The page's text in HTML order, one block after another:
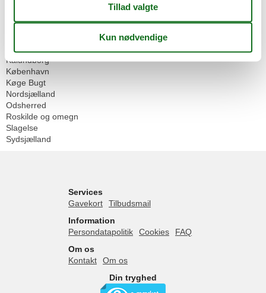
Alle
Sjælland
Kalundborg
København
Køge Bugt
Nordsjælland
Odsherred
Roskilde og omegn
Slagelse
Sydsjælland
Services
Gavekort
Tilbudsmail
Information
Persondatapolitik
Cookies
FAQ
Om os
Kontakt
Om os
Din tryghed